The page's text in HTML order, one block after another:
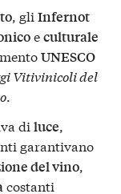
, gli Infernot
eculturale
UNESCO
Vitivinicoli del
di luce,
garantivano
del vino,
costanti